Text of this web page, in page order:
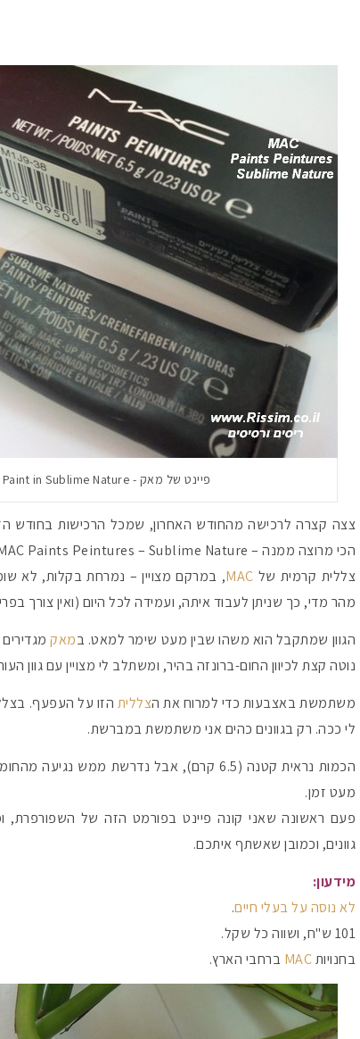
פיינט של מאק - MAC Paint in Sublime Nature
צצה קצרה לרכישה מהחודש האחרון, שמכל הרכישות בחודש
הכי מרוצה ממנה – MAC Paints Peintures – Sublime Nature.
צללית קרמית של MAC, במרקם מצויין – נמרחת בקלות, לא
מהר מדי, כך שניתן לעבוד איתה, ועמידה לכל היום (ואין צורך
הגוון שמתקבל הוא משהו שבין מעט שימר למאט. במאקמגדירים
נוטה קצת לכיוון החום-ברונזה בהיר, ומשתלב לי מצויין עם גוון
משתמשת באצבעות כדי למרוח את הצללית הזו על העפעף.
לי ככה. רק בגוונים כהים אני משתמשת במברשת.
הכמות נראית קטנה (6.5 קרם), אבל נדרשת ממש
מעט זמן.
פעם ראשונה שאני קונה פיינט בפורמט הזה של השפורפרת,
גוונים, וכמובן שאשתף איתכם.
מידעון:
לא נוסה על בעלי חיים.
101 ש"ח, ושווה כל שקל.
בחנויותMAC ברחבי הארץ.